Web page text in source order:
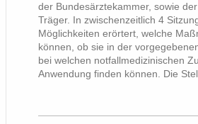
der Bundesärztekammer, sowie
Träger. In zwischenzeitlich 4
Möglichkeiten erörtert, welche
können, ob sie in der
bei welchen notfallmedizinischen
Anwendung finden können. Die